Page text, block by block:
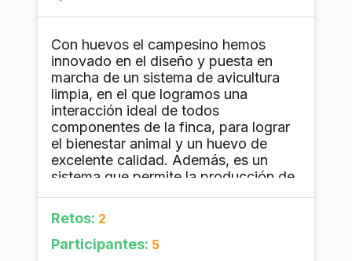
Con huevos el campesino hemos
innovado en el diseño y puesta en
marcha de un sistema de avicultura
limpia, en el que logramos una
interacción ideal de todos
componentes de la finca, para lograr
el bienestar animal y un huevo de
excelente calidad. Además, es un
sistema que permite la producción de
Retos: 2
Participantes: 5